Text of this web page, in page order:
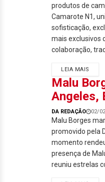
produtos de
Camarote N1,
sofisticação,
mais exclusivos
colaboração,
LEIA MAIS
Malu
Angeles,
DA REDAÇÃO 02/
Malu Borges
promovido pela
momento
presença de
reuniu estrelas